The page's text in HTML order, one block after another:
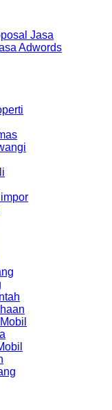
Jasa
Adwords